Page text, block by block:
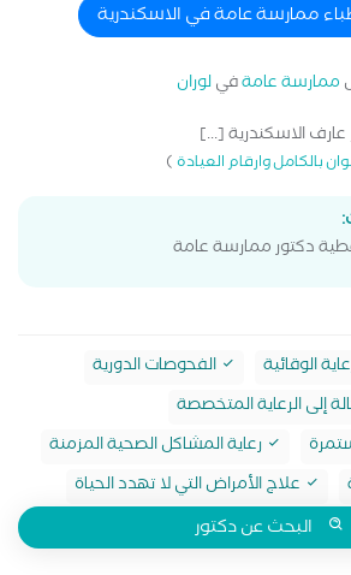
ممارسة عامة في الاسكندرية
ممارسة عامةفيلوران
الاسكندرية [...]
بالكامل وارقام العيادة)
دكتور ممارسة عامة
الوقائية
الفحوصات الدورية
إلى الرعاية المتخصصة
رعاية المشاكل الصحية المزمنة
علاج الأمراض التي لا تهدد الحياة
البحث عن دكتور